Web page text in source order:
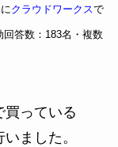
クラウドワークスで
答数：183名・複数
買っている
ました。